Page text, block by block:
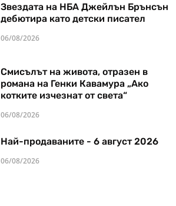
Звездата на НБА Джейлън Брънсън
дебютира като детски писател
06/08/2026
Смисълът на живота, отразен в
романа на Генки Кавамура „Ако
котките изчезнат от света“
06/08/2026
Най-продаваните - 6 август 2026
06/08/2026